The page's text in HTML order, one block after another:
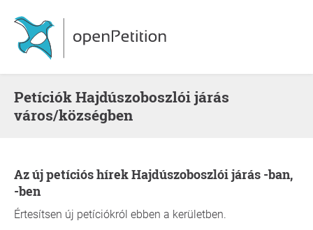
Petíciók Hajdúszoboszlói járás
város/községben
Az új petíciós hírek Hajdúszoboszlói járás -ban,
-ben
Értesítsen új petíciókról ebben a kerületben.